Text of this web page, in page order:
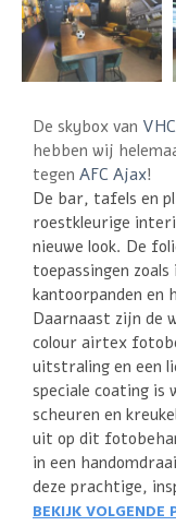
De skybox van
hebben wij
tegen AFC Ajax!
De bar, tafels en
roestkleurige
nieuwe look. De
toepassingen
kantoorpanden en
Daarnaast zijn de
colour airtex
uitstraling en een
speciale coating
scheuren en
uit op dit
in een
deze prachtige,
BEKIJK VOLGENDE